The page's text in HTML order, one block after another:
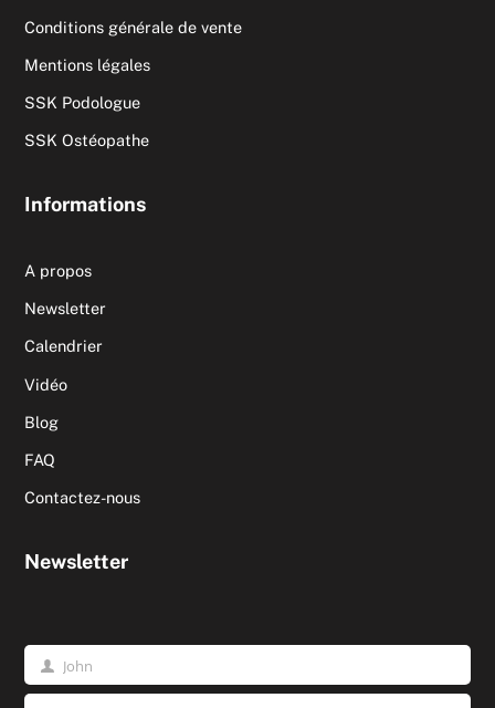
Conditions générale de vente
Mentions légales
SSK Podologue
SSK Ostéopathe
Informations
A propos
Newsletter
Calendrier
Vidéo
Blog
FAQ
Contactez-nous
Newsletter
PrénomJohn